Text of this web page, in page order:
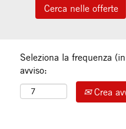
Seleziona la frequenza
avviso:
Crea